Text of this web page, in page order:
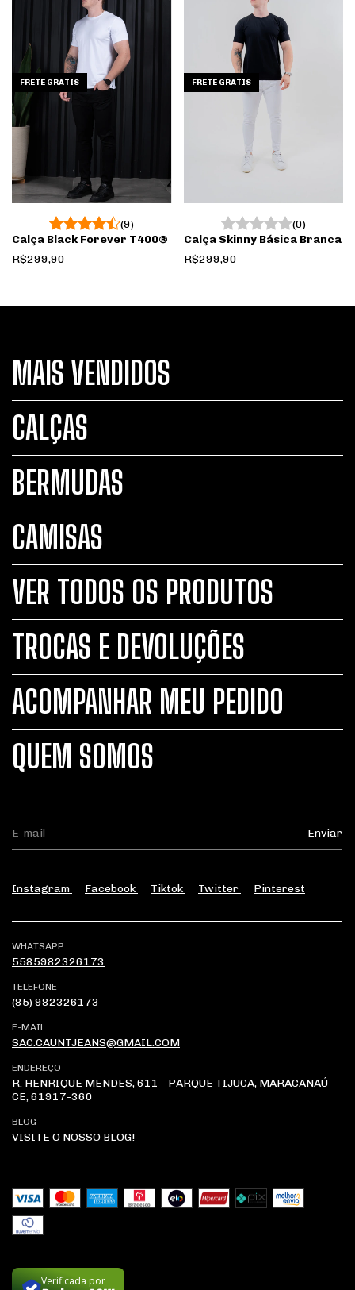
FRETE GRÁTIS
(9)
Calça Black Forever T400®️
R$299,90
FRETE GRÁTIS
(0)
Calça Skinny Básica Branca
R$299,90
MAIS VENDIDOS
CALÇAS
BERMUDAS
CAMISAS
VER TODOS OS PRODUTOS
TROCAS E DEVOLUÇÕES
ACOMPANHAR MEU PEDIDO
QUEM SOMOS
Instagram Facebook Tiktok Twitter Pinterest
WHATSAPP
5585982326173
TELEFONE
(85) 982326173
E-MAIL
SAC.CAUNTJEANS@GMAIL.COM
ENDEREÇO
R. HENRIQUE MENDES, 611 - PARQUE TIJUCA, MARACANAÚ -
CE, 61917-360
BLOG
VISITE O NOSSO BLOG!
Verificada por